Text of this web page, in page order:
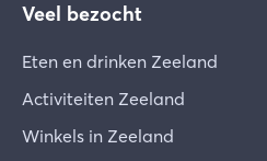
Veel bezocht
Eten en drinken Zeeland
Activiteiten Zeeland
Winkels in Zeeland